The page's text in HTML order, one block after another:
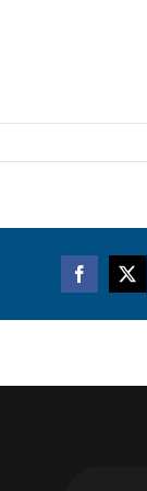
Facebook
X